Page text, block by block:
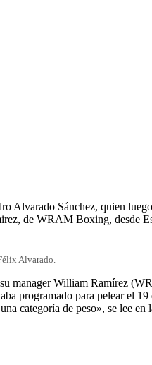
Alvarado Sánchez, quien
de WRAM Boxing, desde
Alvarado.
manager William Ramírez
programado para pelear el
categoría de peso», se lee en